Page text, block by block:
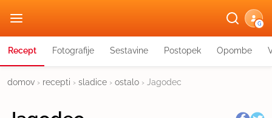
G
Recept Fotografije Sestavine Postopek Opombe
domov › recepti › sladice › ostalo › Jagodec